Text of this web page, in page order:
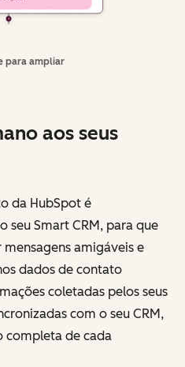
para ampliar
aos seus
da HubSpot é
Smart CRM, para que
amigáveis ​​e
dados de contato
coletadas pelos seus
com o seu CRM,
completa de cada